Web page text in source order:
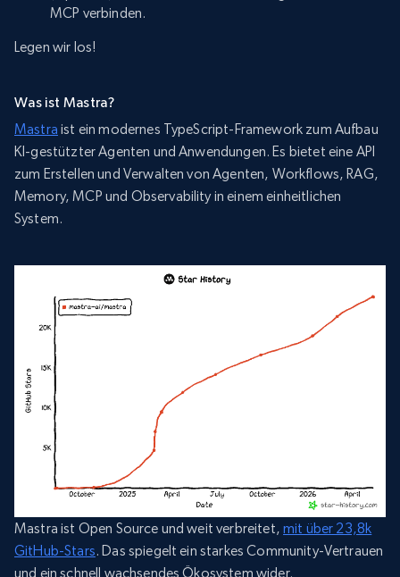
MCP verbinden.
Legen wir los!
Was ist Mastra?
Mastra ist ein modernes TypeScript-Framework zum Aufbau
KI-gestützter Agenten und Anwendungen. Es bietet eine API
zum Erstellen und Verwalten von Agenten, Workflows, RAG,
Memory, MCP und Observability in einem einheitlichen
System.
Mastra ist Open Source und weit verbreitet,mit über 23,8k
GitHub-Stars. Das spiegelt ein starkes Community-Vertrauen
und ein schnell wachsendes Ökosystem wider.